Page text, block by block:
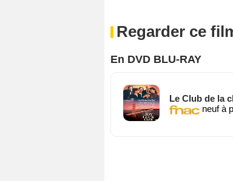
Regarder ce
En DVD BLU-RAY
Le Club de la
neuf à